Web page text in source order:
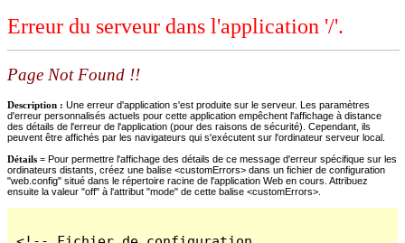
Erreur du serveur dans l'application '/'.
Page Not Found !!
Description : Une erreur d'application s'est produite sur le serveur. Les paramètres
d'erreur personnalisés actuels pour cette application empêchent l'affichage à distance
des détails de l'erreur de l'application (pour des raisons de sécurité). Cependant, ils
peuvent être affichés par les navigateurs qui s'exécutent sur l'ordinateur serveur local.
Détails = Pour permettre l'affichage des détails de ce message d'erreur spécifique sur les
ordinateurs distants, créez une balise <customErrors> dans un fichier de configuration
"web.config" situé dans le répertoire racine de l'application Web en cours. Attribuez
ensuite la valeur "off" à l'attribut "mode" de cette balise <customErrors>.